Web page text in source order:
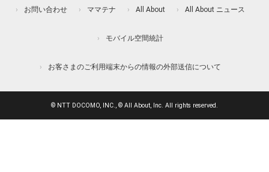
お問い合わせ ママテナ All About All About ニュース
モバイル空間統計
お客さまのご利用端末からの情報の外部送信について
© NTT DOCOMO, INC., © All About, Inc. All rights reserved.